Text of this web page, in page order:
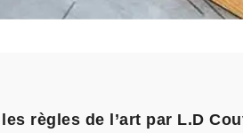
règles de l’art par L.D